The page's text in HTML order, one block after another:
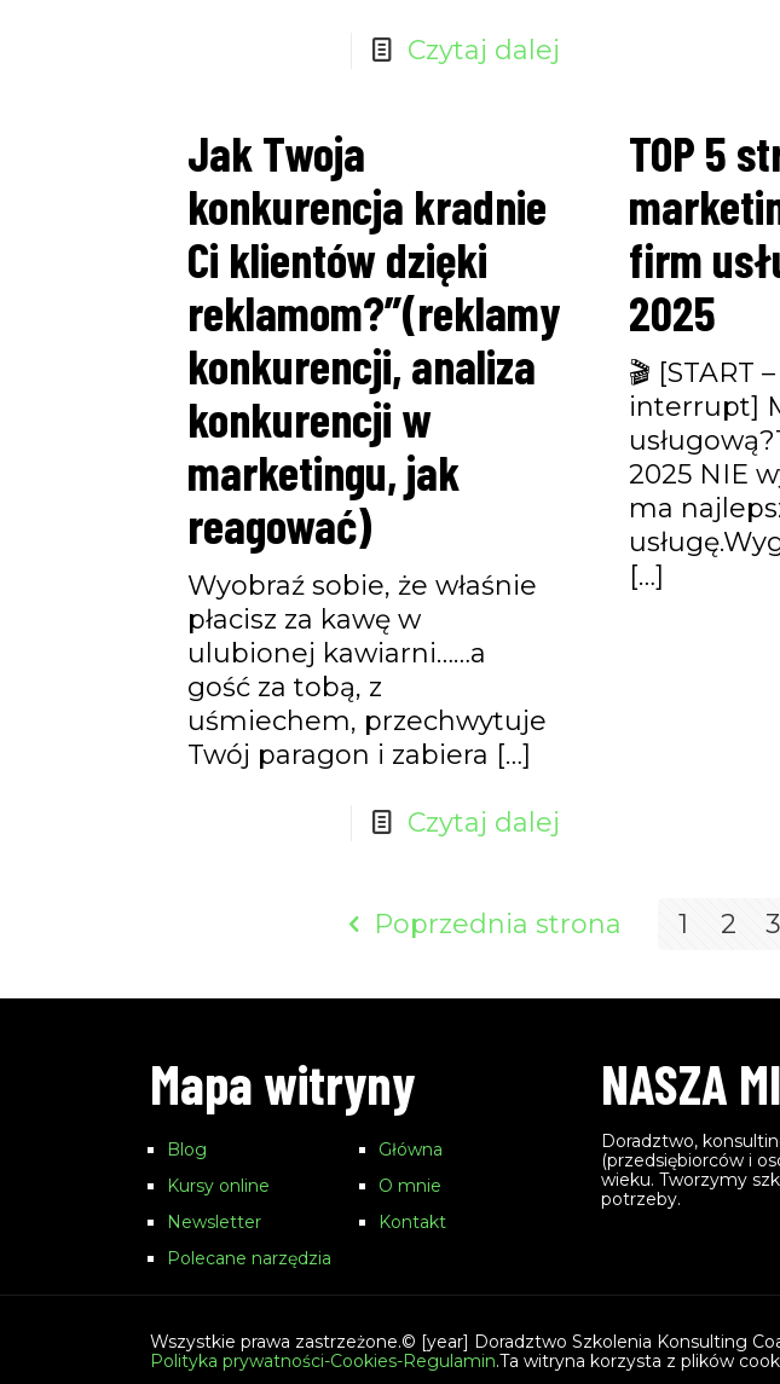
Czytaj dalej
Jak Twoja
konkurencja kradnie
Ci klientów dzięki
reklamom?”(reklamy
konkurencji, analiza
konkurencji w
marketingu, jak
reagować)
Wyobraź sobie, że właśnie
płacisz za kawę w
ulubionej kawiarni……a
gość za tobą, z
uśmiechem, przechwytuje
Twój paragon i zabiera […]
Czytaj dalej
TOP 5
firm
2025
🎬 [START
interrupt]
2025 NIE
ma
[…]
Poprzednia strona 1 2 3
Mapa witryny
Blog
Kursy online
Newsletter
Polecane narzędzia
Główna
O mnie
Kontakt
NASZA
Doradztwo,
(przedsiębiorców i
wieku. Tworzymy
potrzeby.
Wszystkie prawa zastrzeżone.© [year] Doradztwo Szkolenia Konsulting
Polityka prywatności-Cookies-Regulamin.Ta witryna korzysta z plików